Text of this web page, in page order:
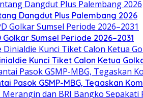
Dangdut Plus Palembang 2026
Sumsel Periode 2026–2031
Kunci Tiket Calon Ketua
Pasok GSMP-MBG, Tegaskan